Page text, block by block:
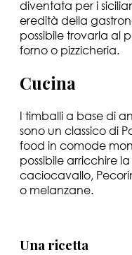
diventata per i
eredità della
possibile trovarla al
forno o pizzicheria.
Cucina
I timballi a base di
sono un classico di
food in comode
possibile arricchire
caciocavallo,
o melanzane.
Una ricetta